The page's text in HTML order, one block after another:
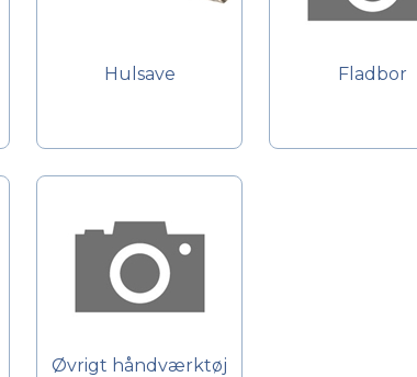
Hulsave Fladbor
Øvrigt håndværktøj